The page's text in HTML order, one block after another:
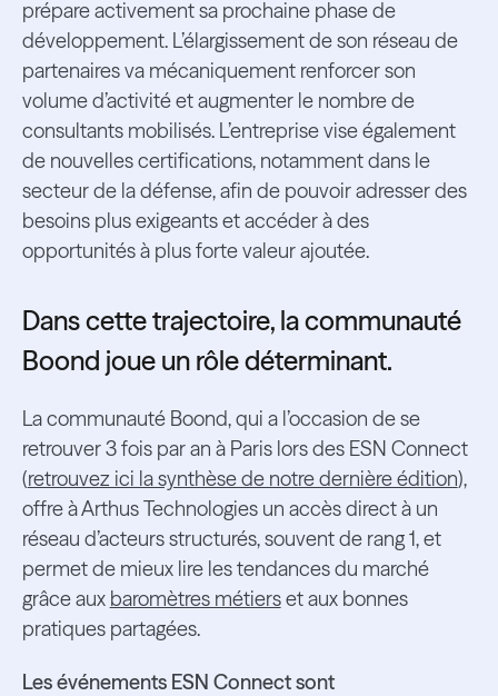
prépare activement sa prochaine phase de
développement. L’élargissement de son réseau de
partenaires va mécaniquement renforcer son
volume d’activité et augmenter le nombre de
consultants mobilisés. L’entreprise vise également
de nouvelles certifications, notamment dans le
secteur de la défense, afin de pouvoir adresser des
besoins plus exigeants et accéder à des
opportunités à plus forte valeur ajoutée.
Dans cette trajectoire, la communauté
Boond joue un rôle déterminant.
La communauté Boond, qui a l’occasion de se
retrouver 3 fois par an à Paris lors des ESN Connect
(retrouvez ici la synthèse de notre dernière édition),
offre à Arthus Technologies un accès direct à un
réseau d’acteurs structurés, souvent de rang 1, et
permet de mieux lire les tendances du marché
grâce aux baromètres métierset aux bonnes
pratiques partagées.
Les événements ESN Connect sont